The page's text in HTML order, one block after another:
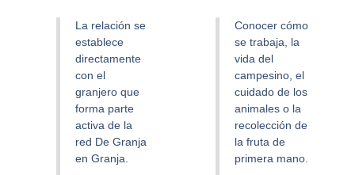
5
de
5
La relación se
establece
directamente
con el
granjero que
forma parte
activa de la
red De Granja
en Granja.
5
de
5
Conocer cómo
se trabaja, la
vida del
campesino, el
cuidado de los
animales o la
recolección de
la fruta de
primera mano.